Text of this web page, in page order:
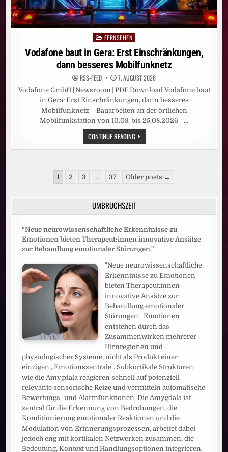
Posted
in
FERNSEHEN
Vodafone baut in Gera: Erst Einschränkungen,
dann besseres Mobilfunknetz
RSS-FEED 7. AUGUST 2026
Vodafone GmbH [Newsroom] PDF Download Vodafone baut
in Gera: Erst Einschränkungen, dann besseres
Mobilfunknetz – Bauarbeiten an der örtlichen
Mobilfunkstation von 10.08. bis 25.08.2026 –…
CONTINUE READINGVODAFONE
BAUT
IN
DANN
BESSERES
Seitennummerierung
1 2 3 … 37 Older posts →
UMBRUCHSZEIT
"Neue neurowissenschaftliche Erkenntnisse zu
Emotionen bieten Therapeut:innen innovative Ansätze
zur Behandlung emotionaler Störungen."
"Neue neurowissenschaftliche
Erkenntnisse zu Emotionen
bieten Therapeut:innen
innovative Ansätze zur
Behandlung emotionaler
Störungen." Emotionen
entstehen durch das
Zusammenwirken mehrerer
Hirnregionen und
physiologischer Systeme, nicht als Produkt einer
einzigen „Emotionszentrale". Subkortikale Strukturen
wie die Amygdala reagieren schnell auf potenziell
relevante sensorische Reize und vermitteln automatische
Bewertungs- und Alarmfunktionen. Die Amygdala ist
zentral für die Erkennung von Bedrohungen, die
Konditionierung emotionaler Reaktionen und die
Modulation von Erinnerungsprozessen, arbeitet dabei
jedoch eng mit kortikalen Netzwerken zusammen, die
Bedeutung, Kontext und Handlungsoptionen integrieren.